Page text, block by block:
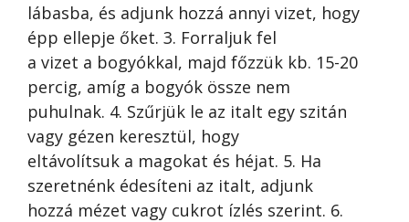
lábasba, és adjunk hozzá annyi vizet, hogy
épp ellepje őket. 3. Forraljuk fel
a vizet a bogyókkal, majd főzzük kb. 15-20
percig, amíg a bogyók össze nem
puhulnak. 4. Szűrjük le az italt egy szitán
vagy gézen keresztül, hogy
eltávolítsuk a magokat és héjat. 5. Ha
szeretnénk édesíteni az italt, adjunk
hozzá mézet vagy cukrot ízlés szerint. 6.